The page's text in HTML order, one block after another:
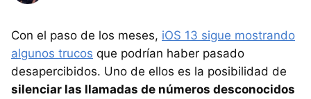
Con el paso de los meses, iOS 13 sigue mostrando
algunos trucos que podrían haber pasado
desapercibidos. Uno de ellos es la posibilidad de
silenciar las llamadas de números desconocidos